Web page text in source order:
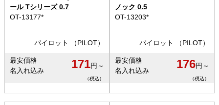
ール Tシリーズ 0.7
OT-13177*
パイロット （PILOT）
最安価格
名入れ込み
171円～
（税込）
ノック 0.5
OT-13203*
パイロット （PILOT）
最安価格
名入れ込み
176円～
（税込）